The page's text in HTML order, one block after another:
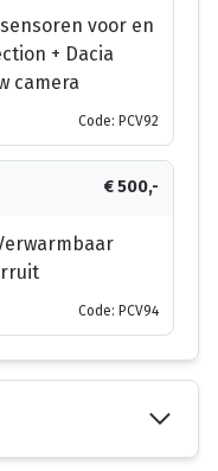
voor en
+ Dacia
camera
Code: PCV92
€ 500,-
Code: PCV94